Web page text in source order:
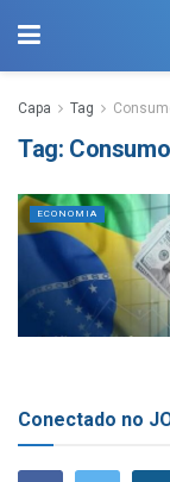
Capa Tag
Tag:
ECONOMIA
Conectado no